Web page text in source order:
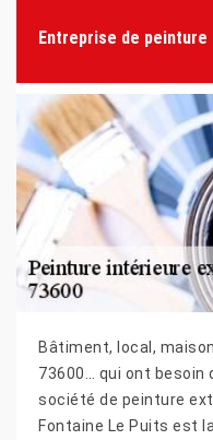
Entreprise de
Bâtiment, local,
73600… qui ont besoin
société de peinture
Fontaine Le Puits est